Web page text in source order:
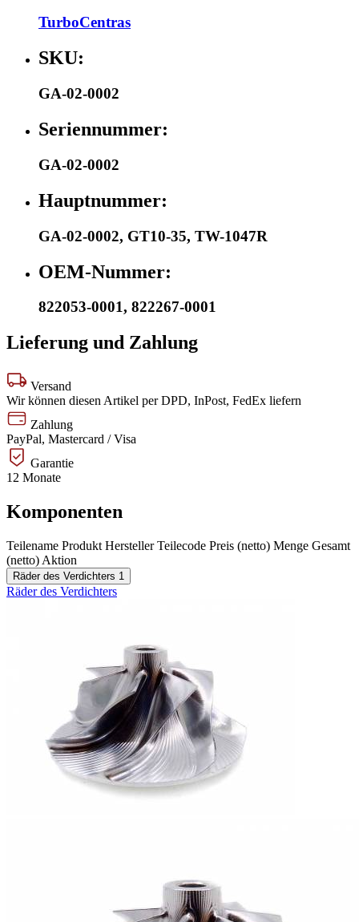
TurboCentras
SKU:
GA-02-0002
Seriennummer:
GA-02-0002
Hauptnummer:
GA-02-0002, GT10-35, TW-1047R
OEM-Nummer:
822053-0001, 822267-0001
Lieferung und Zahlung
Versand
Wir können diesen Artikel per DPD, InPost, FedEx liefern
Zahlung
PayPal, Mastercard / Visa
Garantie
12 Monate
Komponenten
Teilename Produkt Hersteller Teilecode Preis (netto) Menge Gesamt
(netto) Aktion
Räder des Verdichters 1
Räder des Verdichters